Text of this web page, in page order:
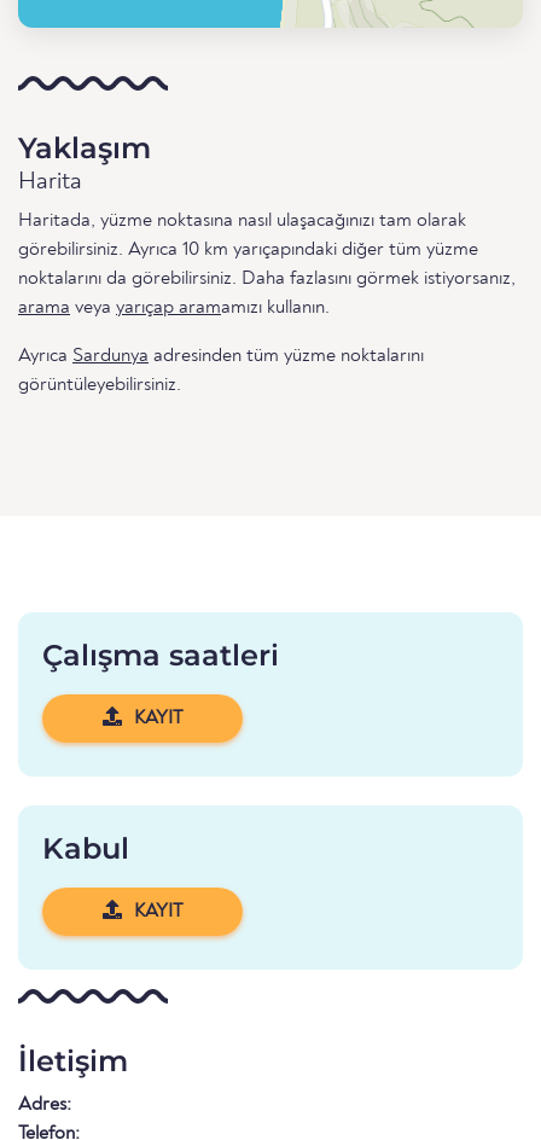
Yaklaşım
Harita
Haritada, yüzme noktasına nasıl ulaşacağınızı tam olarak
görebilirsiniz. Ayrıca 10 km yarıçapındaki diğer tüm yüzme
noktalarını da görebilirsiniz. Daha fazlasını görmek istiyorsanız,
arama veya yarıçap aramamızı kullanın.
Ayrıca Sardunya adresinden tüm yüzme noktalarını
görüntüleyebilirsiniz.
Çalışma saatleri
KAYIT
Kabul
KAYIT
İletişim
Adres:
Telefon: